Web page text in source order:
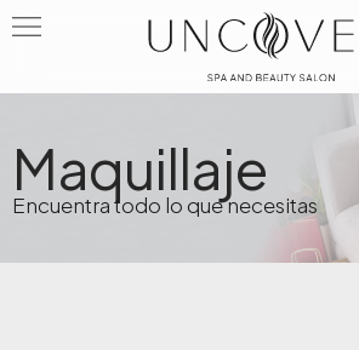
Maquillaje
Encuentra todo lo que necesitas